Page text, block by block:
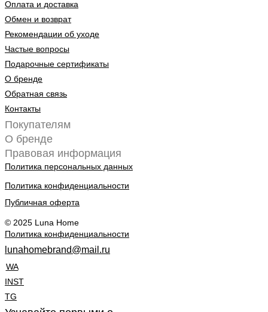
Оплата и доставка
Обмен и возврат
Рекомендации об уходе
Частые вопросы
Подарочные сертификаты
О бренде
Обратная связь
Контакты
Покупателям
О бренде
Правовая информация
Политика персональных данных
Политика конфиденциальности
Публичная оферта
© 2025 Luna Home
Политика конфиденциальности
lunahomebrand@mail.ru
WA
INST
TG